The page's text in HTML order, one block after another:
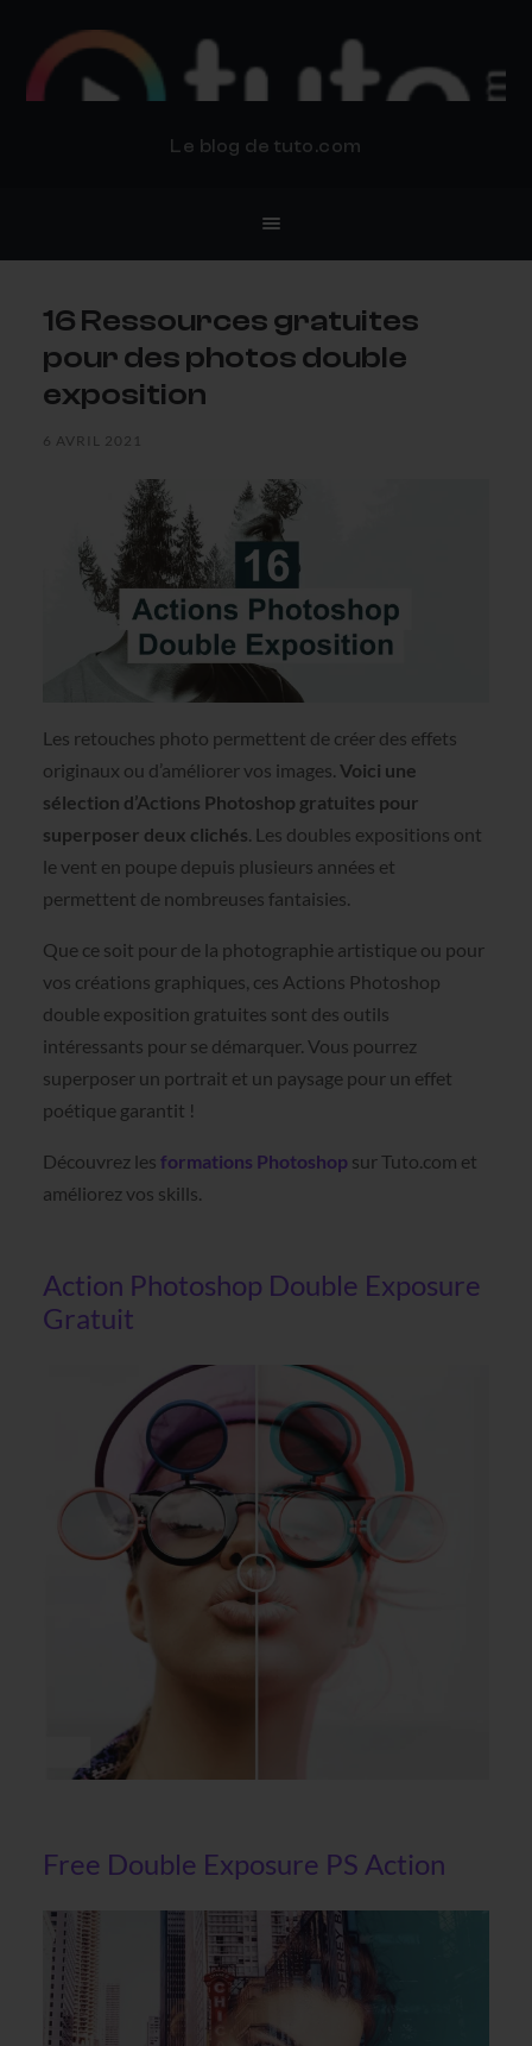
Le blog de tuto.com
16 Ressources gratuites
pour des photos double
exposition
6 AVRIL 2021
Les retouches photo permettent de créer des effets
originaux ou d’améliorer vos images. Voici une
sélection d’Actions Photoshop gratuites pour
superposer deux clichés. Les doubles expositions ont
le vent en poupe depuis plusieurs années et
permettent de nombreuses fantaisies.
Que ce soit pour de la photographie artistique ou pour
vos créations graphiques, ces Actions Photoshop
double exposition gratuites sont des outils
intéressants pour se démarquer. Vous pourrez
superposer un portrait et un paysage pour un effet
poétique garantit !
Découvrez les formations Photoshop sur Tuto.com et
améliorez vos skills.
Action Photoshop Double Exposure
Gratuit
Free Double Exposure PS Action